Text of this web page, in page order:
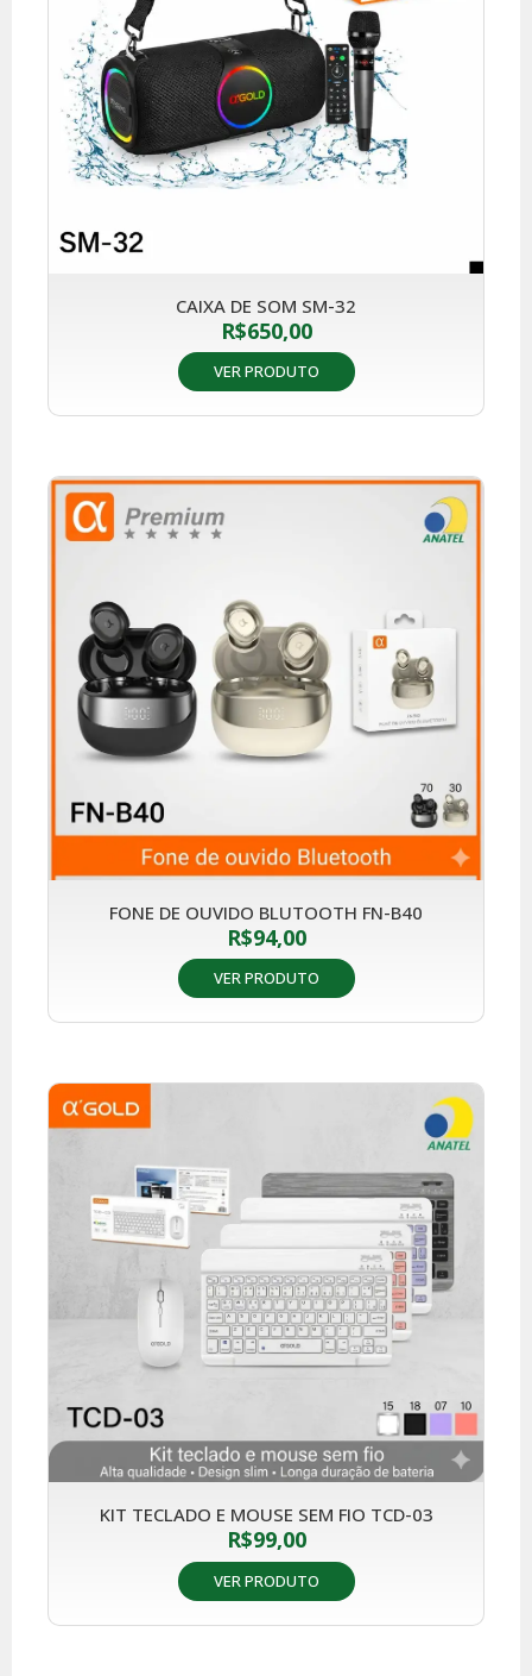
CAIXA DE SOM SM-32
R$650,00
VER PRODUTO
FONE DE OUVIDO BLUTOOTH FN-B40
R$94,00
VER PRODUTO
KIT TECLADO E MOUSE SEM FIO TCD-03
R$99,00
VER PRODUTO